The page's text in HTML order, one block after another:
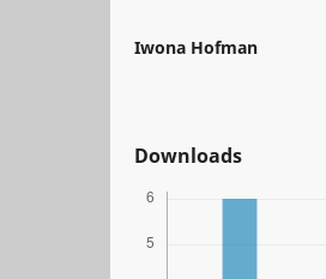
Iwona Hofman
Downloads